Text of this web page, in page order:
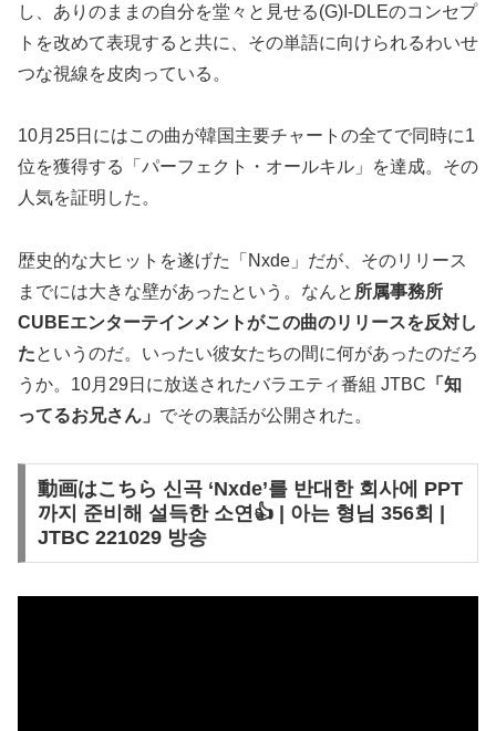
し、ありのままの自分を堂々と見せる(G)I-DLEのコンセプ
トを改めて表現すると共に、その単語に向けられるわいせ
つな視線を皮肉っている。
10月25日にはこの曲が韓国主要チャートの全てで同時に1
位を獲得する「パーフェクト・オールキル」を達成。その
人気を証明した。
歴史的な大ヒットを遂げた「Nxde」だが、そのリリース
までには大きな壁があったという。なんと 所属事務所
CUBEエンターテインメントがこの曲のリリースを反対し
たというのだ。いったい彼女たちの間に何があったのだろ
うか。10月29日に放送されたバラエティ番組 JTBC 「知
ってるお兄さん」 でその裏話が公開された。
動画はこちら 신곡 ‘Nxde’를 반대한 회사에 PPT
까지 준비해 설득한 소연👍 | 아는 형님 356회 |
JTBC 221029 방송